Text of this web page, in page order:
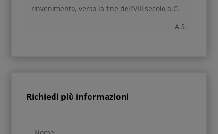
rinvenimento, verso la fine dell’VIII secolo a.C.
A.S.
Richiedi più informazioni